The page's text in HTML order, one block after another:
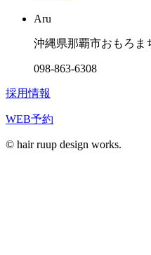
Aru
沖縄県那覇市おもろま
098-863-6308
採用情報
WEB予約
© hair ruup design works.